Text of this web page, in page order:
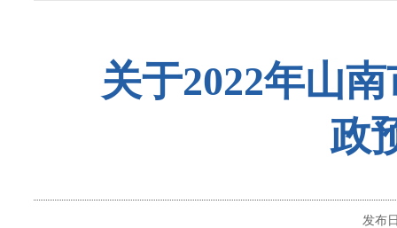
关于2022年山
政
发布